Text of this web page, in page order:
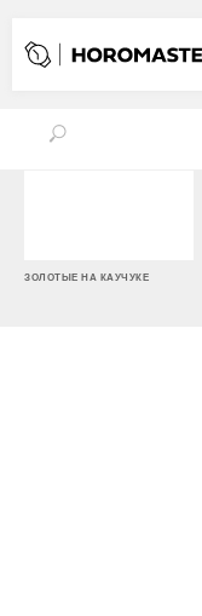
ЗОЛОТЫЕ НА КАУЧУКЕ